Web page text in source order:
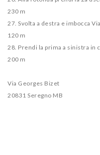
230 m
27. Svolta a destra e imbocca
120 m
28. Prendi la prima a sinistra in
200 m
Via Georges Bizet
20831 Seregno MB